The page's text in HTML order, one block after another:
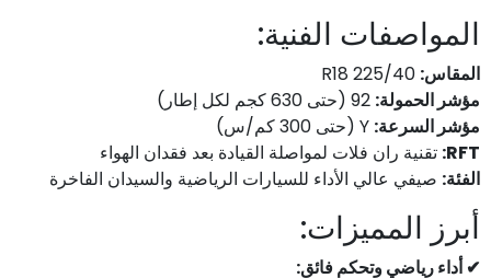
المواصفات الفنية:
المقاس:
مؤشر الحمولة:
مؤشر السرعة:
RFT: تقنية ران فلات لمواصلة القيادة بعد فقدان الهواء
الفئة: صيفي عالي الأداء للسيارات الرياضية والسيدان الفاخرة
أبرز المميزات:
✔ أداء رياضي وتحكم فائق: